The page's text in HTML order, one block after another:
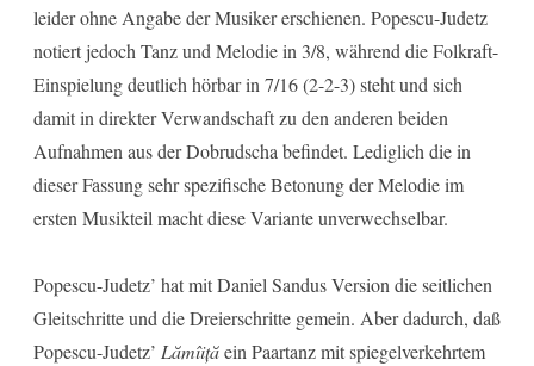
leider ohne Angabe der Musiker erschienen. Popescu-Judetz
notiert jedoch Tanz und Melodie in 3/8, während die Folkraft-
Einspielung deutlich hörbar in 7/16 (2-2-3) steht und sich
damit in direkter Verwandschaft zu den anderen beiden
Aufnahmen aus der Dobrudscha befindet. Lediglich die in
dieser Fassung sehr spezifische Betonung der Melodie im
ersten Musikteil macht diese Variante unverwechselbar.
Popescu-Judetz’ hat mit Daniel Sandus Version die seitlichen
Gleitschritte und die Dreierschritte gemein. Aber dadurch, daß
Popescu-Judetz’ Lămîițăein Paartanz mit spiegelverkehrtem